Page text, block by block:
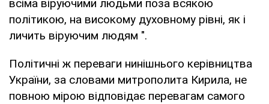
всіма віруючими людьми поза всякою
політикою, на високому духовному рівні, як і
личить віруючим людям ".
Політичні ж переваги нинішнього керівництва
України, за словами митрополита Кирила, не
повною мірою відповідає перевагам самого